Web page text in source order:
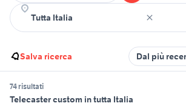
Salva ricerca Dal più
74 risultati
Telecaster custom in tutta Italia